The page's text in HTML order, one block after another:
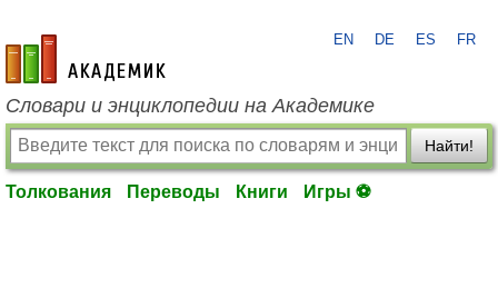
academic.ru
EN DE ES FR
Словари и энциклопедии на Академике
Найти!
Толкования Переводы Книги Игры ⚽